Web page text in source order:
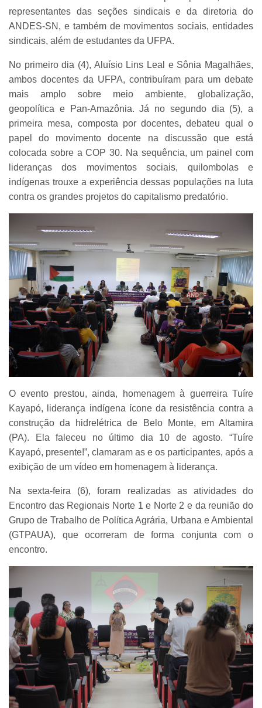
representantes das seções sindicais e da diretoria do
ANDES-SN, e também de movimentos sociais, entidades
sindicais, além de estudantes da UFPA.
No primeiro dia (4), Aluísio Lins Leal e Sônia Magalhães,
ambos docentes da UFPA, contribuíram para um debate
mais amplo sobre meio ambiente, globalização,
geopolítica e Pan-Amazônia. Já no segundo dia (5), a
primeira mesa, composta por docentes, debateu qual o
papel do movimento docente na discussão que está
colocada sobre a COP 30. Na sequência, um painel com
lideranças dos movimentos sociais, quilombolas e
indígenas trouxe a experiência dessas populações na luta
contra os grandes projetos do capitalismo predatório.
O evento prestou, ainda, homenagem à guerreira Tuíre
Kayapó, liderança indígena ícone da resistência contra a
construção da hidrelétrica de Belo Monte, em Altamira
(PA). Ela faleceu no último dia 10 de agosto. “Tuíre
Kayapó, presente!”, clamaram as e os participantes, após a
exibição de um vídeo em homenagem à liderança.
Na sexta-feira (6), foram realizadas as atividades do
Encontro das Regionais Norte 1 e Norte 2 e da reunião do
Grupo de Trabalho de Política Agrária, Urbana e Ambiental
(GTPAUA), que ocorreram de forma conjunta com o
encontro.